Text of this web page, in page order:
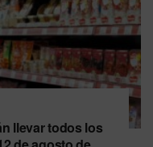
llevar todos los